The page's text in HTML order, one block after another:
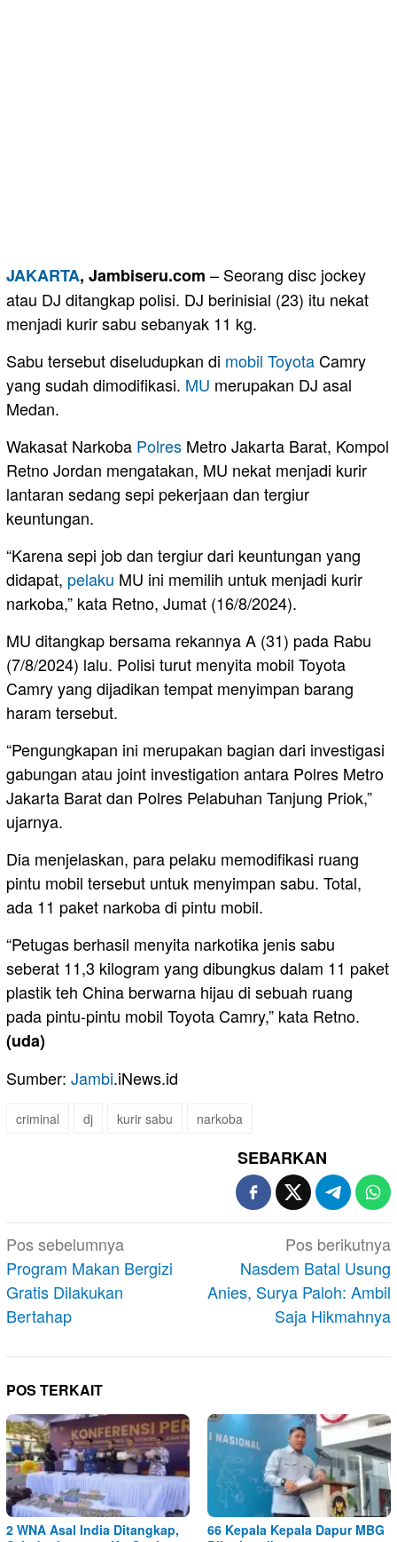
JAKARTA, Jambiseru.com – Seorang disc jockey
atau DJ ditangkap polisi. DJ berinisial (23) itu nekat
menjadi kurir sabu sebanyak 11 kg.
Sabu tersebut diseludupkan di mobil ToyotaCamry
yang sudah dimodifikasi. MU merupakan DJ asal
Medan.
Wakasat Narkoba Polres Metro Jakarta Barat, Kompol
Retno Jordan mengatakan, MU nekat menjadi kurir
lantaran sedang sepi pekerjaan dan tergiur
keuntungan.
“Karena sepi job dan tergiur dari keuntungan yang
didapat, pelaku MU ini memilih untuk menjadi kurir
narkoba,” kata Retno, Jumat (16/8/2024).
MU ditangkap bersama rekannya A (31) pada Rabu
(7/8/2024) lalu. Polisi turut menyita mobil Toyota
Camry yang dijadikan tempat menyimpan barang
haram tersebut.
“Pengungkapan ini merupakan bagian dari investigasi
gabungan atau joint investigation antara Polres Metro
Jakarta Barat dan Polres Pelabuhan Tanjung Priok,”
ujarnya.
Dia menjelaskan, para pelaku memodifikasi ruang
pintu mobil tersebut untuk menyimpan sabu. Total,
ada 11 paket narkoba di pintu mobil.
“Petugas berhasil menyita narkotika jenis sabu
seberat 11,3 kilogram yang dibungkus dalam 11 paket
plastik teh China berwarna hijau di sebuah ruang
pada pintu-pintu mobil Toyota Camry,” kata Retno.
(uda)
Sumber: Jambi.iNews.id
criminal dj kurir sabu narkoba
SEBARKAN
Navigasi
pos
Pos sebelumnya
Program Makan Bergizi
Gratis Dilakukan
Bertahap
Pos berikutnya
Nasdem Batal Usung
Anies, Surya Paloh: Ambil
Saja Hikmahnya
POS TERKAIT
2 WNA Asal India Ditangkap,
66 Kepala Kepala Dapur MBG